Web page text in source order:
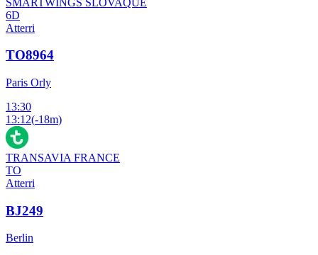
6D
Atterri
TO8964
Paris Orly
13:30
13:12(-18m)
TRANSAVIA FRANCE
TO
Atterri
BJ249
Berlin